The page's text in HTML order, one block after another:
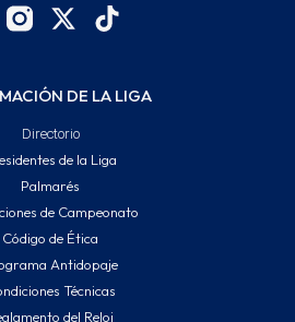
DE LA LIGA
Directorio
de la Liga
Palmarés
de Campeonato
Código de Ética
Antidopaje
Técnicas
del Reloj